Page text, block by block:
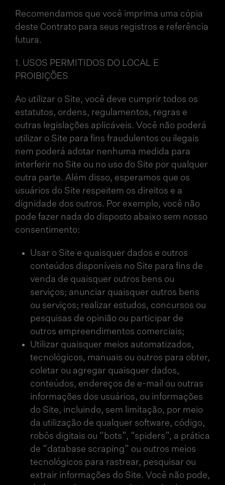
Recomendamos que você imprima uma cópia
deste Contrato para seus registros e referência
futura.
1. USOS PERMITIDOS DO LOCAL E
PROIBIÇÕES
Ao utilizar o Site, você deve cumprir todos os
estatutos, ordens, regulamentos, regras e
outras legislações aplicáveis. Você não poderá
utilizar o Site para fins fraudulentos ou ilegais
nem poderá adotar nenhuma medida para
interferir no Site ou no uso do Site por qualquer
outra parte. Além disso, esperamos que os
usuários do Site respeitem os direitos e a
dignidade dos outros. Por exemplo, você não
pode fazer nada do disposto abaixo sem nosso
consentimento:
Usar o Site e quaisquer dados e outros
conteúdos disponíveis no Site para fins de
venda de quaisquer outros bens ou
serviços; anunciar quaisquer outros bens
ou serviços; realizar estudos, concursos ou
pesquisas de opinião ou participar de
outros empreendimentos comerciais;
Utilizar quaisquer meios automatizados,
tecnológicos, manuais ou outros para obter,
coletar ou agregar quaisquer dados,
conteúdos, endereços de e-mail ou outras
informações dos usuários, ou informações
do Site, incluindo, sem limitação, por meio
da utilização de qualquer software, código,
robôs digitais ou “bots”, “spiders”, a prática
de “database scraping” ou outros meios
tecnológicos para rastrear, pesquisar ou
extrair informações do Site. Você não pode,